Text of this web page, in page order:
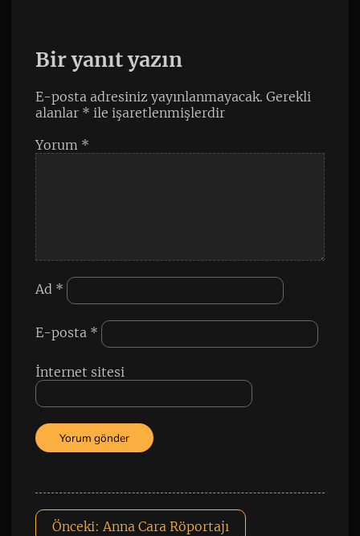
Bir yanıt yazın
E-posta adresiniz yayınlanmayacak. Gerekli
alanlar * ile işaretlenmişlerdir
Yorum *
Ad *
E-posta *
İnternet sitesi
Önceki: Anna Cara Röportajı